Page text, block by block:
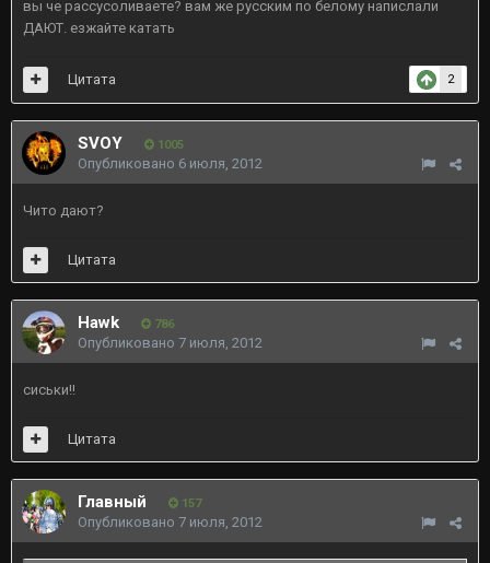
вы че рассусоливаете? вам же русским по белому напислали
ДАЮТ. езжайте катать
2
Цитата
SVOY 1005
Опубликовано 6 июля, 2012
Чито дают?
Цитата
Hawk 786
Опубликовано 7 июля, 2012
сиськи!!
Цитата
Главный 157
Опубликовано 7 июля, 2012